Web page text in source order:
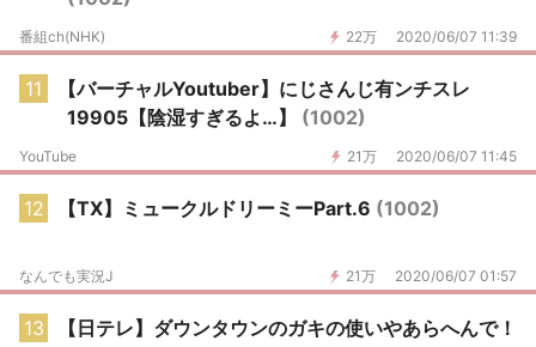
22万 2020/06/07 11:39
番組ch(NHK)
11
【バーチャルYoutuber】にじさんじ有ンチスレ
19905【陰湿すぎるよ…】 (1002)
21万 2020/06/07 11:45
YouTube
12 【TX】ミュークルドリーミーPart.6 (1002)
21万 2020/06/07 01:57
なんでも実況J
13
【日テレ】ダウンタウンのガキの使いやあらへんで！